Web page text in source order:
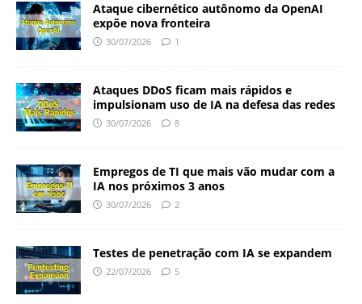
Ataque cibernético autônomo da OpenAI
expõe nova fronteira
30/07/2026 1
Ataques DDoS ficam mais rápidos e
impulsionam uso de IA na defesa das redes
30/07/2026 8
Empregos de TI que mais vão mudar com a
IA nos próximos 3 anos
30/07/2026 2
Testes de penetração com IA se expandem
22/07/2026 5